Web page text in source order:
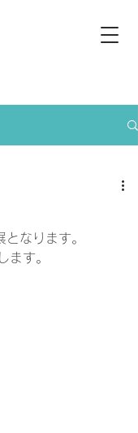
なります。
ます。